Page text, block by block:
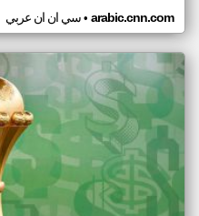
سي ان ان عربي• arabic.cnn.com